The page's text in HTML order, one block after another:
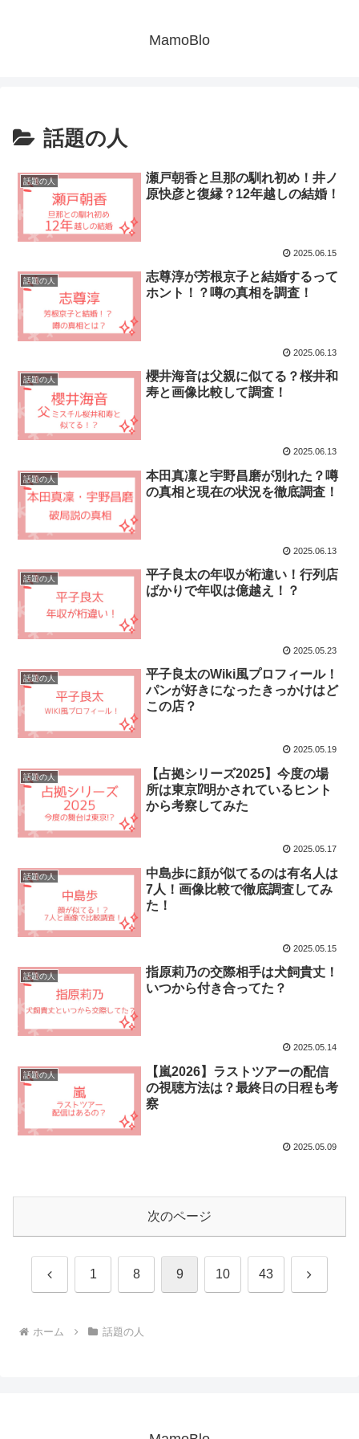
MamoBlo
話題の人
話題の人
瀬戸朝香と旦那の馴れ初め！井ノ
原快彦と復縁？12年越しの結婚！
2025.06.15
話題の人
志尊淳が芳根京子と結婚するって
ホント！？噂の真相を調査！
2025.06.13
話題の人
櫻井海音は父親に似てる？桜井和
寿と画像比較して調査！
2025.06.13
話題の人
本田真凜と宇野昌磨が別れた？噂
の真相と現在の状況を徹底調査！
2025.06.13
話題の人
平子良太の年収が桁違い！行列店
ばかりで年収は億越え！？
2025.05.23
話題の人
平子良太のWiki風プロフィール！
パンが好きになったきっかけはど
この店？
2025.05.19
話題の人
【占拠シリーズ2025】今度の場
所は東京⁉︎明かされているヒント
から考察してみた
2025.05.17
話題の人
中島歩に顔が似てるのは有名人は
7人！画像比較で徹底調査してみ
た！
2025.05.15
話題の人
指原莉乃の交際相手は犬飼貴丈！
いつから付き合ってた？
2025.05.14
話題の人
【嵐2026】ラストツアーの配信
の視聴方法は？最終日の日程も考
察
2025.05.09
次のページ
前 1 8 9 10 43 次
ホーム 話題の人